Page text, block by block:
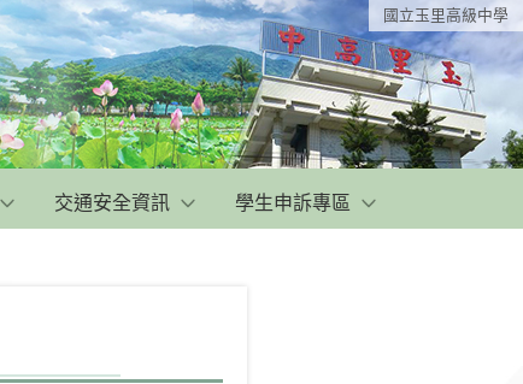
國立玉里高級中學
交通安全資訊 學生申訴專區